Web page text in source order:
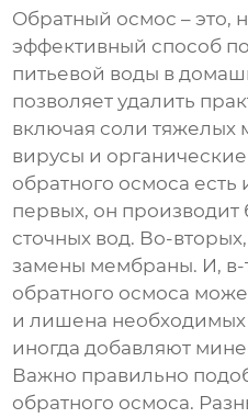
Обратный осмос – это,
эффективный способ
питьевой воды в
позволяет удалить
включая соли тяжелых
вирусы и
обратного осмоса есть
первых, он
сточных вод. Во-
замены мембраны. И, в-
обратного осмоса
и лишена
иногда добавляют
Важно правильно
обратного осмоса.